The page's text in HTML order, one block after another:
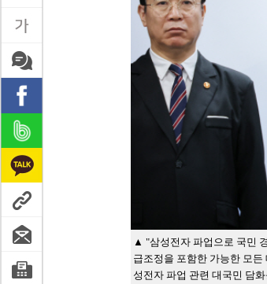
▲ "삼성전자 파업으로 국민
급조정을 포함한 가능한 모
성전자 파업 관련 대국민 담